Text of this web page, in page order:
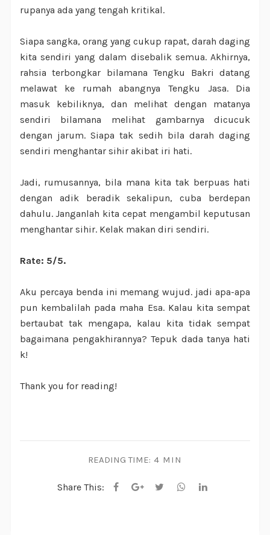
rupanya ada yang tengah kritikal.
Siapa sangka, orang yang cukup rapat, darah daging
kita sendiri yang dalam disebalik semua. Akhirnya,
rahsia terbongkar bilamana Tengku Bakri datang
melawat ke rumah abangnya Tengku Jasa. Dia
masuk kebiliknya, dan melihat dengan matanya
sendiri bilamana melihat gambarnya dicucuk
dengan jarum. Siapa tak sedih bila darah daging
sendiri menghantar sihir akibat iri hati.
Jadi, rumusannya, bila mana kita tak berpuas hati
dengan adik beradik sekalipun, cuba berdepan
dahulu. Janganlah kita cepat mengambil keputusan
menghantar sihir. Kelak makan diri sendiri.
Rate: 5/5.
Aku percaya benda ini memang wujud. jadi apa-apa
pun kembalilah pada maha Esa. Kalau kita sempat
bertaubat tak mengapa, kalau kita tidak sempat
bagaimana pengakhirannya? Tepuk dada tanya hati
k!
Thank you for reading!
READING TIME: 4 MIN
Share This: